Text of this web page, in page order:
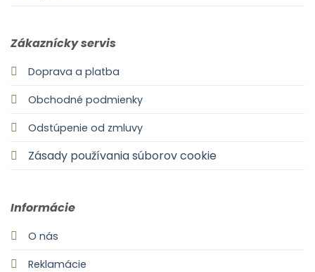
Zákaznícky servis
Doprava a platba
Obchodné podmienky
Odstúpenie od zmluvy
Zásady používania súborov cookie
Informácie
O nás
Reklamácie